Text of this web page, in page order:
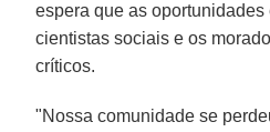
espera que as
cientistas sociais e os
críticos.
"Nossa comunidade se